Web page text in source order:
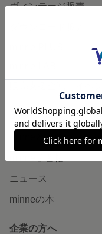
ヴィンテージ販売
読みもの
minneとものづくりと
ニュース
minneの本
企業の方へ